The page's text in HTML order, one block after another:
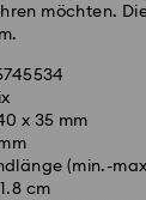
möchten.
x 35 mm
(min.-
cm
bis
werden am
versendet.
1-2
ein
erfordert
zu